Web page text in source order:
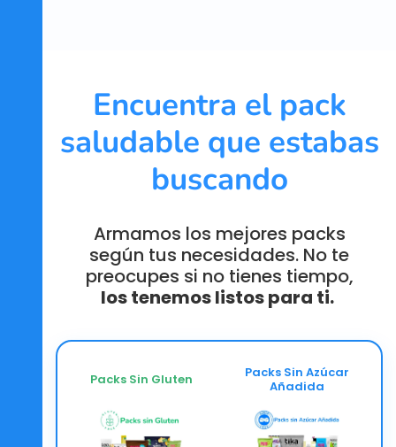
Encuentra el pack
saludable que estabas
buscando
Armamos los mejores packs
según tus necesidades. No te
preocupes si no tienes tiempo,
los tenemoslistos para ti.
Packs Sin Gluten
Packs Sin Azúcar
Añadida